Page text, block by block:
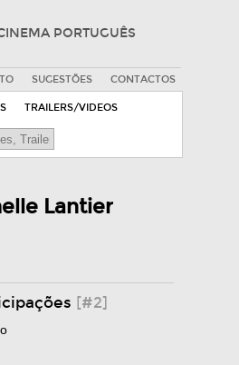
PORTUGUÊS
SUGESTÕES CONTACTOS
TRAILERS/VIDEOS
Lantier
[#2]